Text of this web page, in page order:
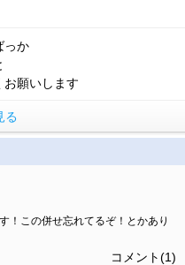
っか
お願いします
る
！この併せ忘れてるぞ！とかあり
コメント(1)